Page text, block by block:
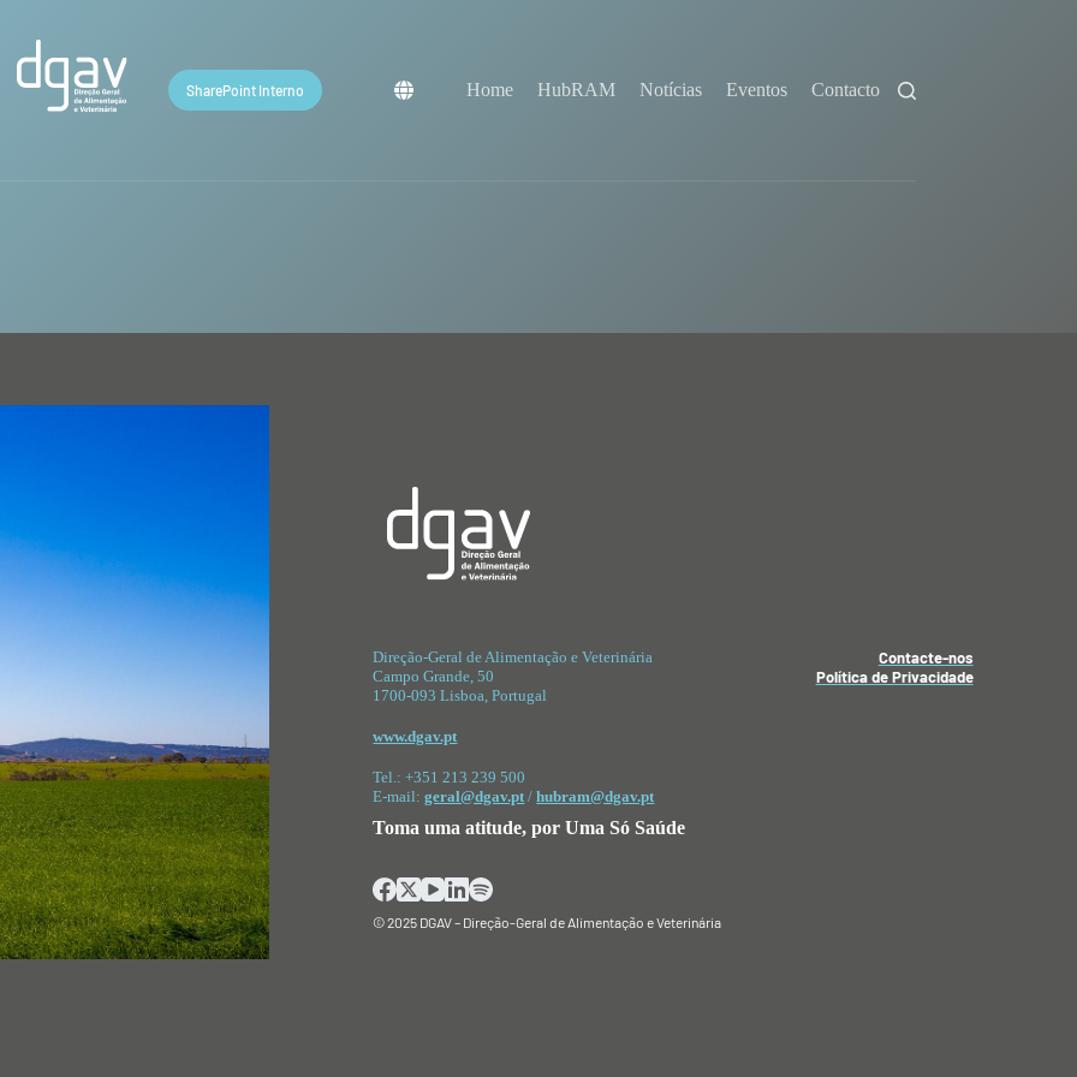
SharePoint Interno Home HubRAM Notícias Eventos Contacto
Direção-Geral de Alimentação e Veterinária
Campo Grande , 50
1700-093 Lisboa, Portugal
www.dgav.pt
Tel.: +351 213 239 500
E-mail:geral@dgav.pt /hubram@dgav.pt
Contacte-nos
Política de Privacidade
Toma uma atitude,por Uma Só Saúde
© 2025 DGAV – Direção-Geral de Alimentação e Veterinária